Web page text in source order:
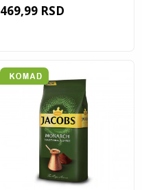
469,99 RSD